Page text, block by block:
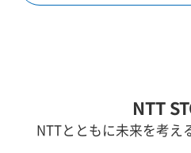
NTT
NTTとともに未来を考え